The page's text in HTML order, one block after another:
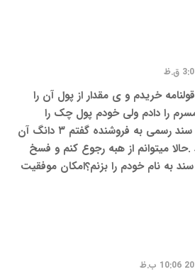
قولنامه خریدم و ی مقدار از پول آن را
را دادم ولی خودم پول چک را
ریختم و در هنگام تنظیم سند رسمی به فروشنده گفتم ۳ دانگ آن
میتوانم از هبه رجوع کنم و فسخ
به نام خودم را بزنم؟امکان موفقیت